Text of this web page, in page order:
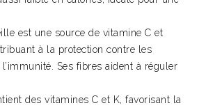
est une source de vitamine C et
à la protection contre les
Ses fibres aident à réguler
des vitamines C et K, favorisant la